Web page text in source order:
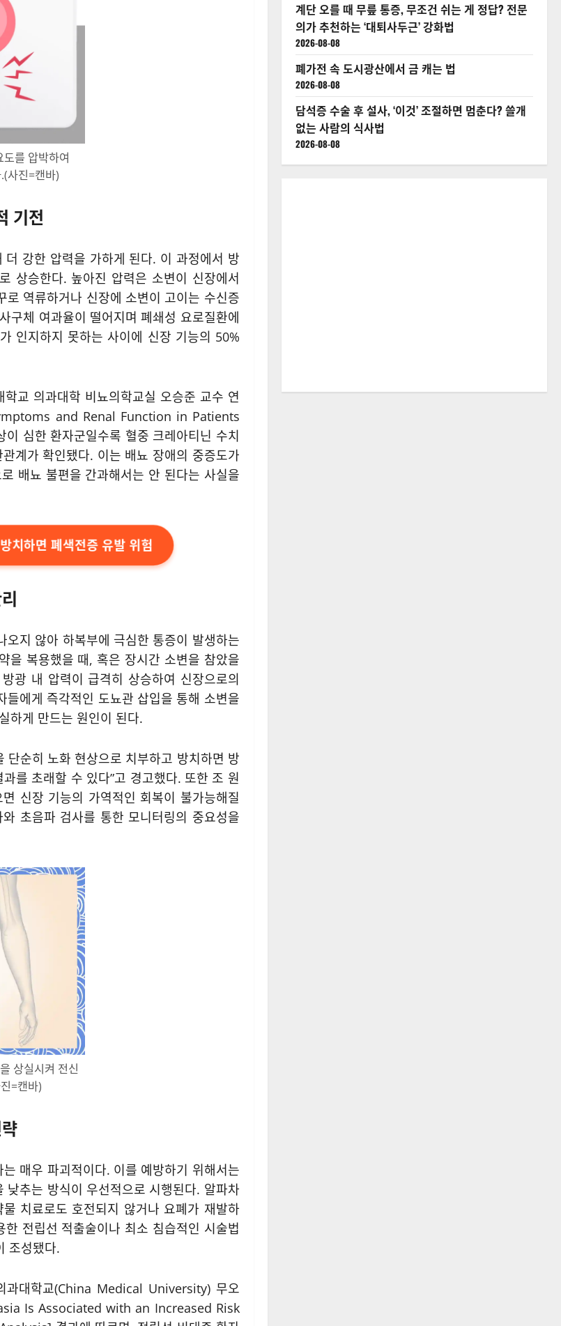
를 압박하여
사진=캔바)
기전
강한 압력을 가하게 된다. 이 과정에서 방
상승한다. 높아진 압력은 소변이 신장에서
역류하거나 신장에 소변이 고이는 수신증
구체 여과율이 떨어지며 폐쇄성 요로질환에
인지하지 못하는 사이에 신장 기능의 50%
교 의과대학 비뇨의학교실 오승준 교수 연
and Renal Function in Patients
심한 환자군일수록 혈중 크레아티닌 수치
계가 확인됐다. 이는 배뇨 장애의 중증도가
배뇨 불편을 간과해서는 안 된다는 사실을
치하면 폐색전증 유발 위험
지 않아 하복부에 극심한 통증이 발생하는
을 복용했을 때, 혹은 장시간 소변을 참았을
광 내 압력이 급격히 상승하여 신장으로의
에게 즉각적인 도뇨관 삽입을 통해 소변을
하게 만드는 원인이 된다.
단순히 노화 현상으로 치부하고 방치하면 방
를 초래할 수 있다”고 경고했다. 또한 조 원
신장 기능의 가역적인 회복이 불가능해질
초음파 검사를 통한 모니터링의 중요성을
상실시켜 전신
=캔바)
매우 파괴적이다. 이를 예방하기 위해서는
추는 방식이 우선적으로 시행된다. 알파차
치료로도 호전되지 않거나 요폐가 재발하
전립선 적출술이나 최소 침습적인 시술법
조성됐다.
과대학교(China Medical University) 무오
Is Associated with an Increased Risk
계단 오를 때 무릎 통증, 무조건 쉬는 게 정답? 전문
의가 추천하는 ‘대퇴사두근’ 강화법
2026-08-08
폐가전 속 도시광산에서 금 캐는 법
2026-08-08
담석증 수술 후 설사, ‘이것’ 조절하면 멈춘다? 쓸개
없는 사람의 식사법
2026-08-08